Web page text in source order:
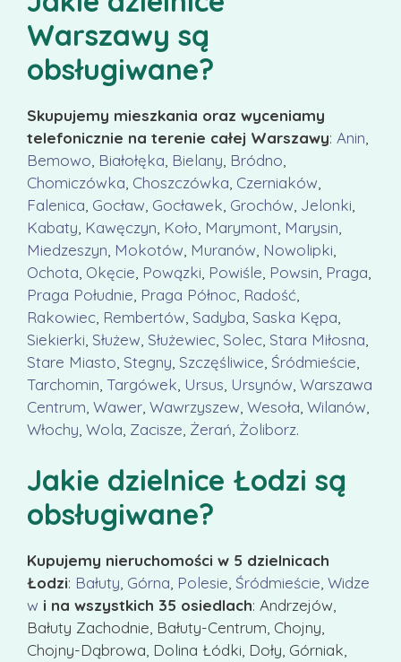
Warszawy są
obsługiwane?
Skupujemy mieszkania oraz wyceniamy
telefonicznie na terenie całej Warszawy: Anin
Bemowo Białołęka Bielany Bródno
Chomiczówka Choszczówka Czerniaków
Falenica Gocław Gocławek Grochów Jelonki
Kabaty Kawęczyn Koło Marymont Marysin
Miedzeszyn Mokotów Muranów Nowolipki
Ochota Okęcie Powązki Powiśle Powsin Praga
Praga Południe Praga Północ Radość
Rakowiec Rembertów Sadyba Saska Kępa
Siekierki Służew Służewiec Solec Stara Miłosna
Stare Miasto Stegny Szczęśliwice Śródmieście
Tarchomin Targówek Ursus Ursynów Warszawa
Centrum Wawer Wawrzyszew Wesoła Wilanów
Włochy Wola Zacisze Żerań Żoliborz.
Jakie dzielnice Łodzi są
obsługiwane?
Kupujemy nieruchomości w 5 dzielnicach
Łodzi: Bałuty, Górna, Polesie, Śródmieście, Widze
w i na wszystkich 35 osiedlach: Andrzejów,
Bałuty Zachodnie, Bałuty-Centrum, Chojny,
Chojny-Dąbrowa, Dolina Łódki, Doły, Górniak,